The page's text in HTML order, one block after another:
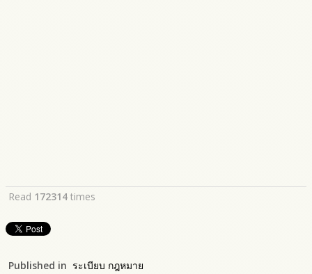
Read 172314 times
Published in ระเบียบ กฎหมาย